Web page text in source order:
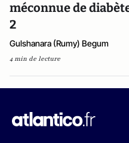
méconnue de
2
Gulshanara (Rumy) Begum
4 min de lecture